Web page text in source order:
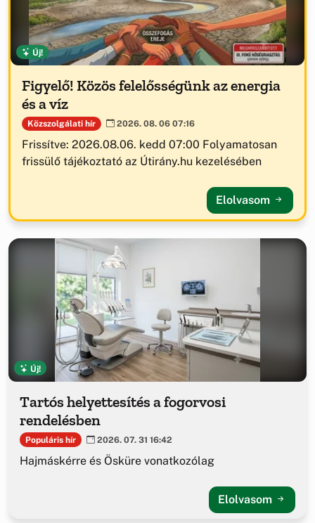
Új!
Figyelő! Közös felelősségünk az energia
és a víz
Közszolgálati hír 2026. 08. 06 07:16
Frissítve: 2026.08.06. kedd 07:00 Folyamatosan
frissülő tájékoztató az Útirány.hu kezelésében
Elolvasom
Új!
Tartós helyettesítés a fogorvosi
rendelésben
Populáris hír 2026. 07. 31 16:42
Hajmáskérre és Ösküre vonatkozólag
Elolvasom